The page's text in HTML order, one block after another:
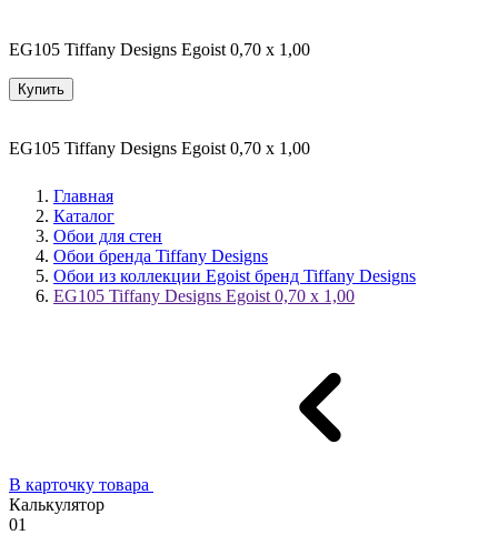
EG105 Tiffany Designs Egoist 0,70 x 1,00
Купить
EG105 Tiffany Designs Egoist 0,70 x 1,00
Главная
Каталог
Обои для стен
Обои бренда Tiffany Designs
Обои из коллекции Egoist бренд Tiffany Designs
EG105 Tiffany Designs Egoist 0,70 x 1,00
В карточку товара
Калькулятор
01